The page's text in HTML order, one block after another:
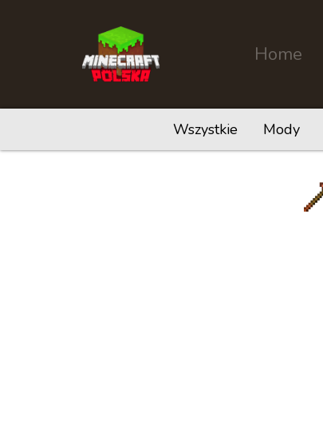
Home
Wszystkie Mody